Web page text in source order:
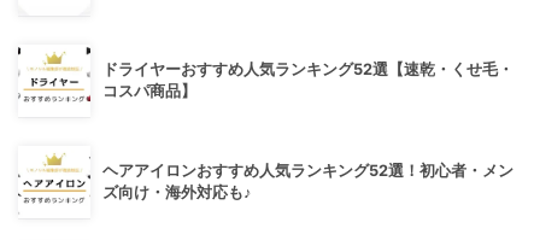
ドライヤーおすすめ人気ランキング52選【速乾・くせ毛・
コスパ商品】
ヘアアイロンおすすめ人気ランキング52選！初心者・メン
ズ向け・海外対応も♪